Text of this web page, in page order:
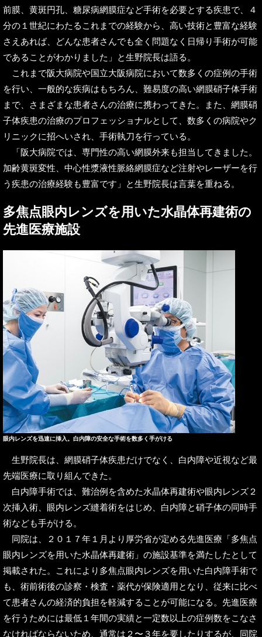
前膜、黄斑円孔、糖尿病網膜症など手術を必要とする疾患で、４
分の１世紀にわたるこれまでの経験から、高い技術と豊富な経験
さえあれば、どんな患者さんでも全く問題なく日帰り手術が可能
であることがわかりました」と生野院長は語る。
これまで阪大病院や国立大阪病院において数多くの症例の手術
を行い、一般的な疾病はもちろん、難易度の高い網膜硝子体手術
まで、さまざまな患者さんの治療に携わってきた。また、網膜硝
子体疾患の治療のプロフェッショナルとして、数多くの病院やク
リニックに招へいされ、手術執刀を行っている。
「阪大病院では、専門性の高い網膜外来も担当してきました。
加齢黄斑変性、中心性漿液性脈絡網膜症など注射やレーザーを行
う疾患の治療経験も豊富です」と生野院長は言葉を重ねる。
多焦点眼内レンズを用いた水晶体再建術の
先進医療施設
眼内レンズを迅速に挿入。白内障の安全な手術を数多く手がける
生野院長は、網膜硝子体疾患だけでなく、白内障や近視など最
先端医療に取り組んできた。
白内障手術では、難治例を含めた水晶体再建術や眼内レンズ２
次挿入術、眼内レンズ縫着術をはじめ、白内障と硝子体の同時手
術なども手がける。
同院は、２０１７年１月より厚労省が定める先進医療「多焦点
眼内レンズを用いた水晶体再建術」の施設基準を満たしたとして
掲載された。これにより多焦点眼内レンズを用いた白内障手術で
も、術前術後の診察・検査・薬代が保険適用となり、従来に比べ
て患者さんの経済的負担を軽減することが可能になる。先進医療
を行うためには最低１年間の実績と一定数以上の症例数をこなさ
なければならないため、通常は２〜３年を要したりするが、同院